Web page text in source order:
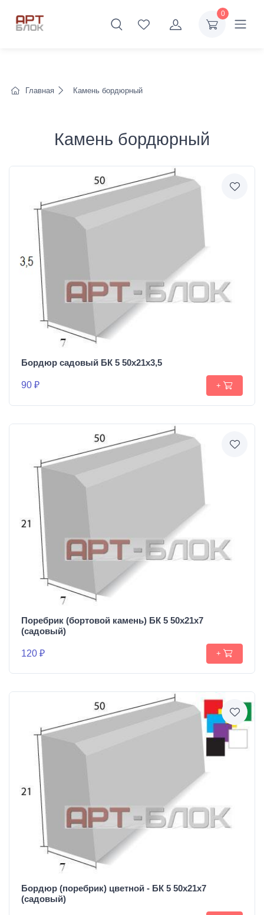
0
Главная Камень бордюрный
Камень бордюрный
Бордюр садовый БК 5 50х21х3,5
90 ₽ +
Поребрик (бортовой камень) БК 5 50х21х7
(садовый)
120 ₽ +
Бордюр (поребрик) цветной - БК 5 50х21х7
(садовый)